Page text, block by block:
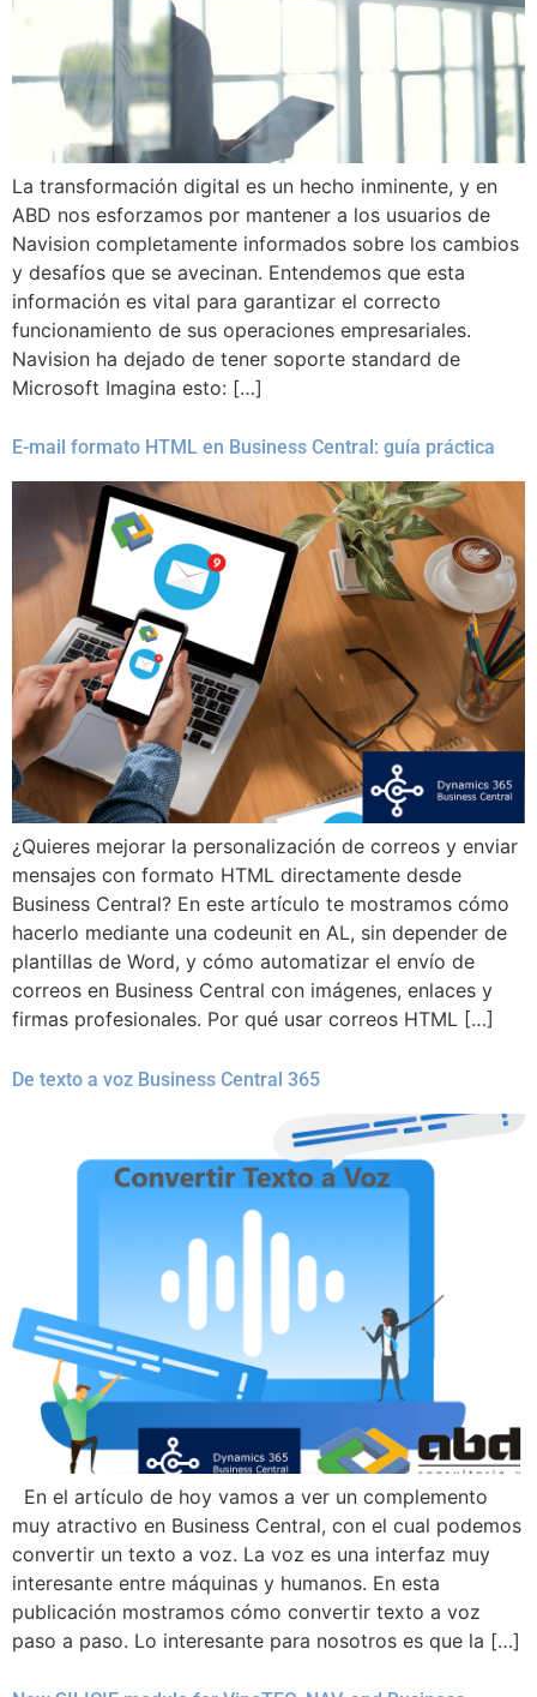
La transformación digital es un hecho inminente, y en
ABD nos esforzamos por mantener a los usuarios de
Navision completamente informados sobre los cambios
y desafíos que se avecinan. Entendemos que esta
información es vital para garantizar el correcto
funcionamiento de sus operaciones empresariales.
Navision ha dejado de tener soporte standard de
Microsoft Imagina esto: […]
E-mail formato HTML en Business Central: guía práctica
¿Quieres mejorar la personalización de correos y enviar
mensajes con formato HTML directamente desde
Business Central? En este artículo te mostramos cómo
hacerlo mediante una codeunit en AL, sin depender de
plantillas de Word, y cómo automatizar el envío de
correos en Business Central con imágenes, enlaces y
firmas profesionales. Por qué usar correos HTML […]
De texto a voz Business Central 365
En el artículo de hoy vamos a ver un complemento
muy atractivo en Business Central, con el cual podemos
convertir un texto a voz. La voz es una interfaz muy
interesante entre máquinas y humanos. En esta
publicación mostramos cómo convertir texto a voz
paso a paso. Lo interesante para nosotros es que la […]